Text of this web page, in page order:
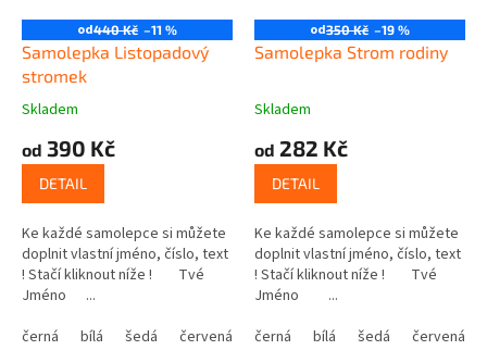
od440 Kč –11 %
Samolepka Listopadový
stromek
Skladem
od 390 Kč
DETAIL
Ke každé samolepce si můžete
doplnit vlastní jméno, číslo, text
! Stačí kliknout níže ! Tvé
Jméno ...
černá
bílá šedá červená modrá žlutá zelená růžová
od350 Kč –19 %
Samolepka Strom rodiny
Skladem
od 282 Kč
DETAIL
Ke každé samolepce si můžete
doplnit vlastní jméno, číslo, text
! Stačí kliknout níže ! Tvé
Jméno ...
černá
bílá šedá červená